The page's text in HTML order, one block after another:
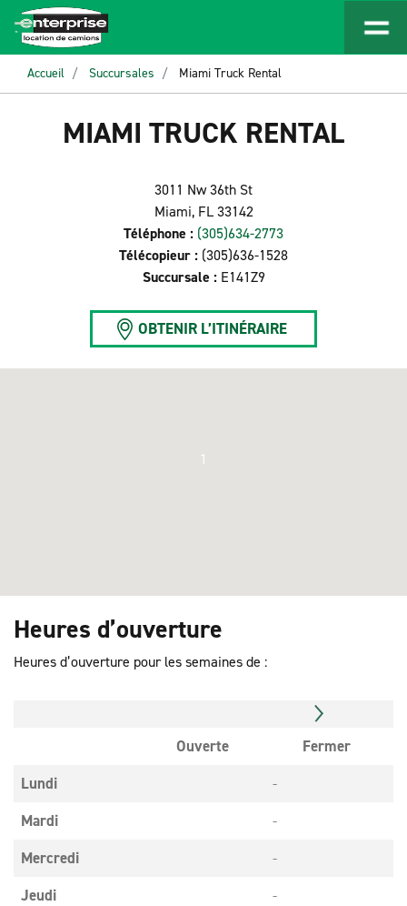
Accueil Succursales Miami Truck Rental
MIAMI TRUCK RENTAL
3011 Nw 36th St
Miami, FL 33142
Téléphone : (305)634-2773
Télécopieur : (305)636-1528
Succursale : E141Z9
OBTENIR L’ITINÉRAIRE
1
Heures d’ouverture
Heures d’ouverture pour les semaines de :
Ouverte
Fermer
Lundi
-
Mardi
-
Mercredi
-
Jeudi
-